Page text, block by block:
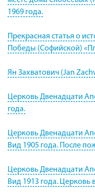
1969 года.
Прекрасная статья о
Победы (Софийской)
Ян Захватович (Jan
Церковь Двенадцати
года.
Церковь Двенадцати
Вид 1905 года. После
Церковь Двенадцати
Вид 1913 года. Церковь